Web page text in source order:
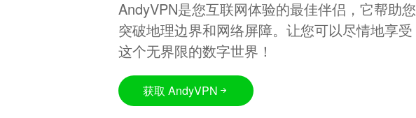
AndyVPN是您互联网体验的最佳伴侣，它帮助您
突破地理边界和网络屏障。让您可以尽情地享受
这个无界限的数字世界！
获取 AndyVPN